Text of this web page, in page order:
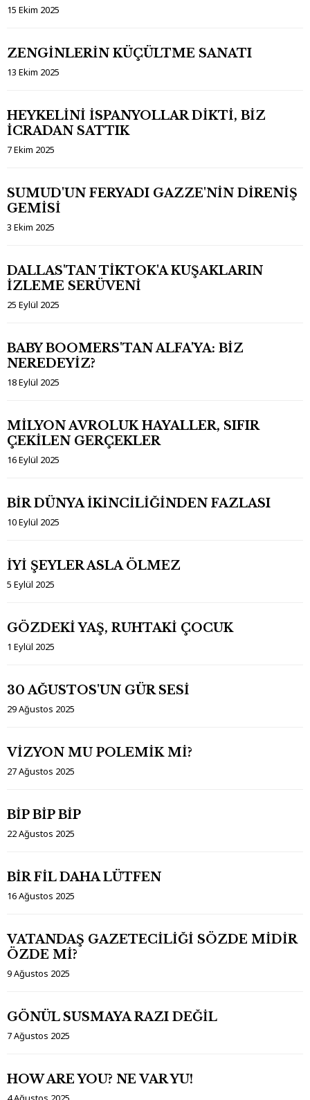
15 Ekim 2025
ZENGİNLERİN KÜÇÜLTME SANATI
13 Ekim 2025
HEYKELİNİ İSPANYOLLAR DİKTİ, BİZ
İCRADAN SATTIK
7 Ekim 2025
SUMUD'UN FERYADI GAZZE'NİN DİRENİŞ
GEMİSİ
3 Ekim 2025
DALLAS'TAN TİKTOK'A KUŞAKLARIN
İZLEME SERÜVENİ
25 Eylül 2025
BABY BOOMERS'TAN ALFA'YA: BİZ
NEREDEYİZ?
18 Eylül 2025
MİLYON AVROLUK HAYALLER, SIFIR
ÇEKİLEN GERÇEKLER
16 Eylül 2025
BİR DÜNYA İKİNCİLİĞİNDEN FAZLASI
10 Eylül 2025
İYİ ŞEYLER ASLA ÖLMEZ
5 Eylül 2025
GÖZDEKİ YAŞ, RUHTAKİ ÇOCUK
1 Eylül 2025
30 AĞUSTOS'UN GÜR SESİ
29 Ağustos 2025
VİZYON MU POLEMİK Mİ?
27 Ağustos 2025
BİP BİP BİP
22 Ağustos 2025
BİR FİL DAHA LÜTFEN
16 Ağustos 2025
VATANDAŞ GAZETECİLİĞİ SÖZDE MİDİR
ÖZDE Mİ?
9 Ağustos 2025
GÖNÜL SUSMAYA RAZI DEĞİL
7 Ağustos 2025
HOW ARE YOU? NE VAR YU!